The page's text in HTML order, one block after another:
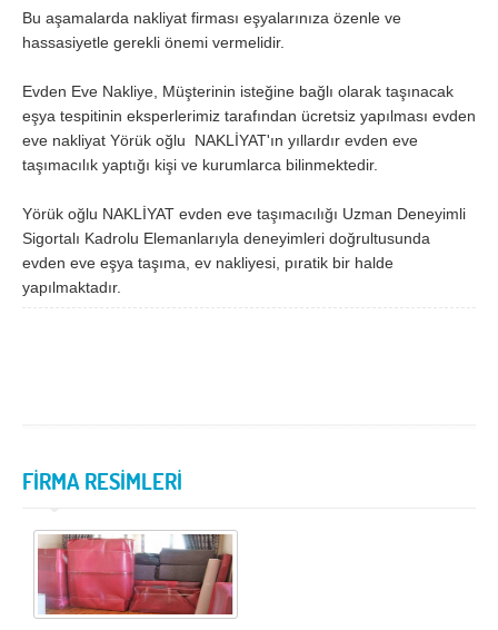
Tekirdağ Tokat
Uşak Van
Yalova Yozgat
Zonguldak
MÜŞTERİ TALEPLERİ
Bu aşamalarda nakliyat firması eşyalarınıza özenle ve
hassasiyetle gerekli önemi vermelidir.
Evden Eve Nakliye, Müşterinin isteğine bağlı olarak taşınacak
eşya tespitinin eksperlerimiz tarafından ücretsiz yapılması evden
eve nakliyat Yörük oğlu NAKLİYAT'ın yıllardır evden eve
taşımacılık yaptığı kişi ve kurumlarca bilinmektedir.
Yörük oğlu NAKLİYAT evden eve taşımacılığı Uzman Deneyimli
Sigortalı Kadrolu Elemanlarıyla deneyimleri doğrultusunda
evden eve eşya taşıma, ev nakliyesi, pıratik bir halde
yapılmaktadır.
FİRMA RESİMLERİ